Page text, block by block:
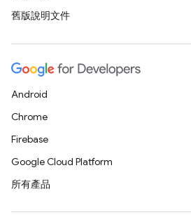
舊版說明文件
Android
Chrome
Firebase
Google Cloud Platform
所有產品